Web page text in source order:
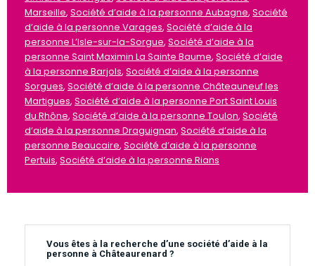
Marseille, Société d’aide à la personne Aubagne, Société
d’aide à la personne Varages, Société d’aide à la
personne L’Isle-sur-la-Sorgue, Société d’aide à la
personne Saint Maximin La Sainte Baume, Société d’aide
à la personne Barjols, Société d’aide à la personne
Sorgues, Société d’aide à la personne Châteauneuf les
Martigues, Société d’aide à la personne Port Saint Louis
du Rhône, Société d’aide à la personne Toulon, Société
d’aide à la personne Draguignan, Société d’aide à la
personne Beaucaire, Société d’aide à la personne
Pertuis, Société d’aide à la personne Rians
Vous êtes à la recherche d’une société d’aide à la
personne à Châteaurenard ?